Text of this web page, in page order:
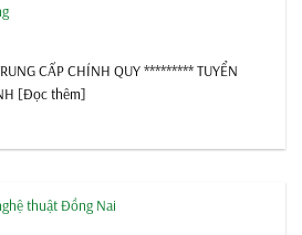
CẤP CHÍNH QUY ********* TUYỂN
[Đọc thêm]
thuật Đồng Nai